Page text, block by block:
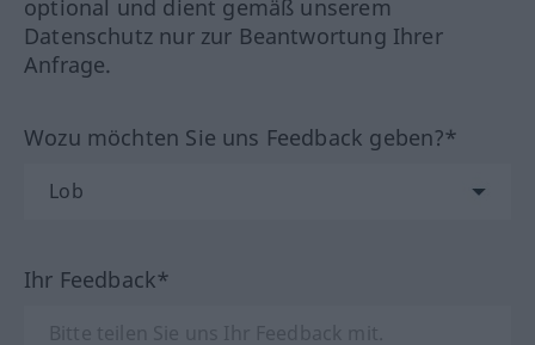
optional und dient gemäß unserem
Datenschutz nur zur Beantwortung Ihrer
Anfrage.
Wozu möchten Sie uns Feedback geben?*
Ihr Feedback*